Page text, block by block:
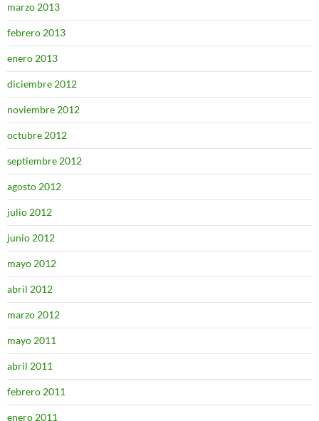
marzo 2013
febrero 2013
enero 2013
diciembre 2012
noviembre 2012
octubre 2012
septiembre 2012
agosto 2012
julio 2012
junio 2012
mayo 2012
abril 2012
marzo 2012
mayo 2011
abril 2011
febrero 2011
enero 2011